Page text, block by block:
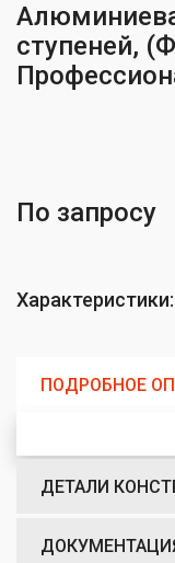
ступеней,
Характеристики:
По запросу
ПОДРОБНОЕ
ДЕТАЛИ